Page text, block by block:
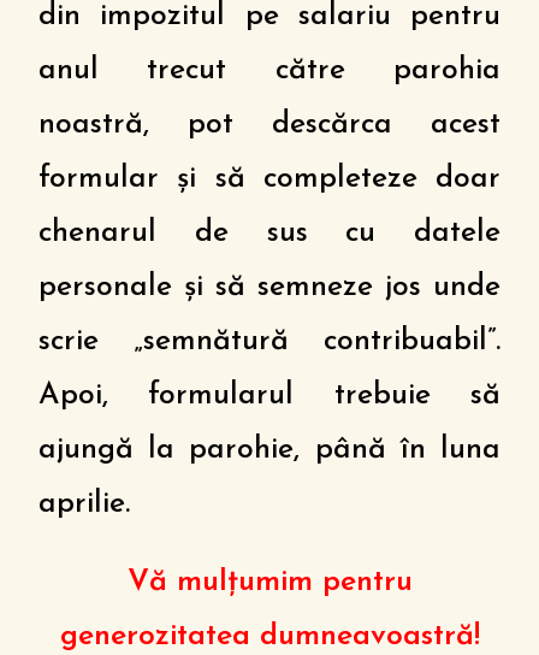
din impozitul pe salariu pentru
anul trecut către parohia
noastră, pot descărca acest
formular şi să completeze doar
chenarul de sus cu datele
personale şi să semneze jos unde
scrie „semnătură contribuabil”.
Apoi, formularul trebuie să
ajungă la parohie, până în luna
aprilie.
Vă mulțumim pentru
generozitatea dumneavoastră!